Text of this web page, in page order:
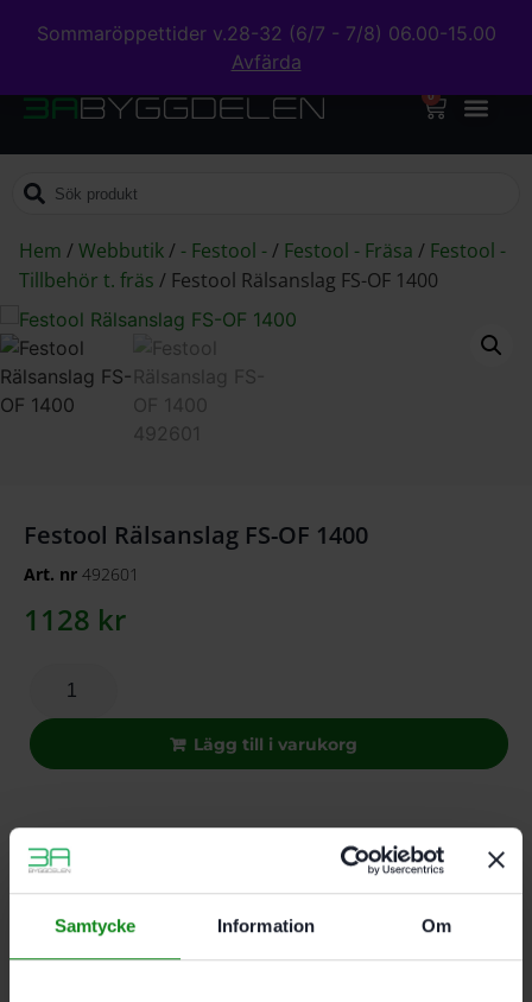
Samtycke Information Om
Sommaröppettider v.28-32 (6/7 - 7/8) 06.00-15.00
Avfärda
0
Hem /Webbutik/ - Festool -/ Festool - Fräsa / Festool -
Tillbehör t. fräs / Festool Rälsanslag FS-OF 1400
Festool Rälsanslag FS-OF 1400
Art. nr 492601
1128 kr
Lägg till i varukorg
Egenskaper